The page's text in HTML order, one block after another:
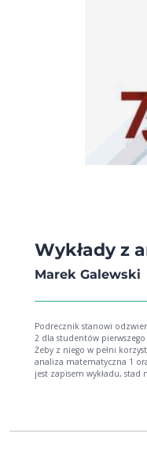
Wykłady z
Marek Galewski
Podrecznik stanowi
2 dla studentów
Żeby z niego w pełni
analiza matematyczna 1 oraz
jest zapisem wykładu,
Wstępu autora)